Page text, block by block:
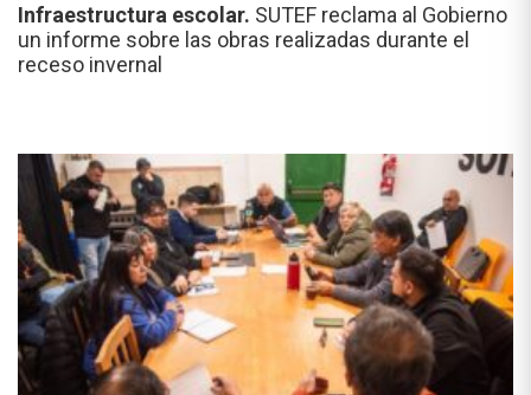
Infraestructura escolar. SUTEF reclama al Gobierno
un informe sobre las obras realizadas durante el
receso invernal